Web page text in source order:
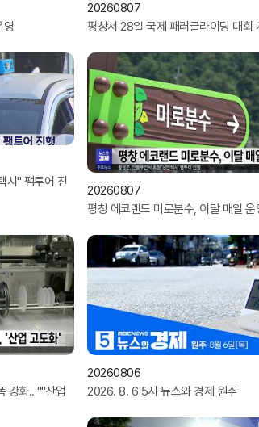
영
20260807
평창서 28일 국제 패러글라이딩 대회
시'' 팸투어 진
20260807
평창 에코랜드 미로분수, 이달 매일 운
강화.. ''''산업
20260806
2026. 8. 6 5시 뉴스와 경제 원주